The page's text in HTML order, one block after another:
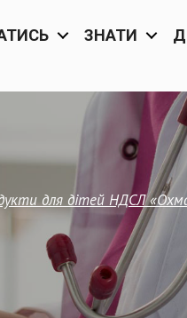
ЗНАТИ
для дітей НДСЛ